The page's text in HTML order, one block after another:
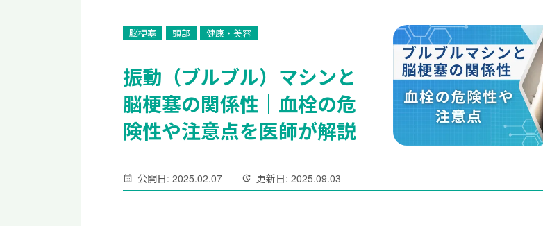
脳梗塞 頭部 健康・美容
振動（ブルブル）マシンと
脳梗塞の関係性｜血栓の危
険性や注意点を医師が解説
公開日: 2025.02.07 更新日: 2025.09.03